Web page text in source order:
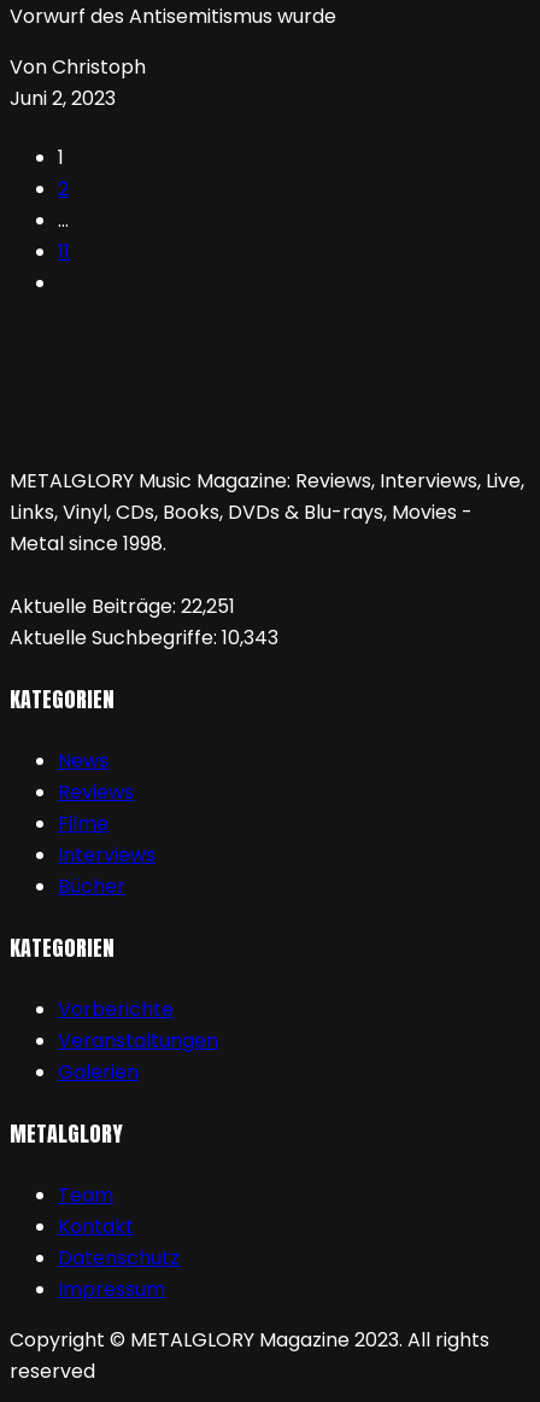
Vorwurf des Antisemitismus wurde
Von Christoph
Juni 2, 2023
1
2
…
11
METALGLORY Music Magazine: Reviews, Interviews, Live,
Links, Vinyl, CDs, Books, DVDs & Blu-rays, Movies -
Metal since 1998.
Aktuelle Beiträge: 22,251
Aktuelle Suchbegriffe: 10,343
KATEGORIEN
News
Reviews
Filme
Interviews
Bücher
KATEGORIEN
Vorberichte
Veranstaltungen
Galerien
METALGLORY
Team
Kontakt
Datenschutz
Impressum
Copyright © METALGLORY Magazine 2023. All rights
reserved